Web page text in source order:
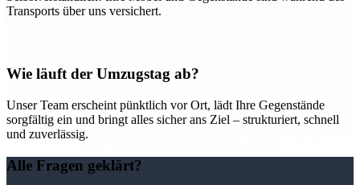
Transports über uns versichert.
Wie läuft der Umzugstag ab?
Unser Team erscheint pünktlich vor Ort, lädt Ihre Gegenstände
sorgfältig ein und bringt alles sicher ans Ziel – strukturiert, schnell
und zuverlässig.
Alle Fragen geklärt?